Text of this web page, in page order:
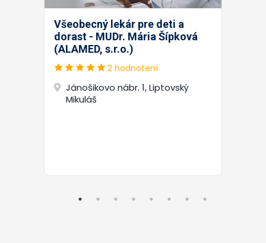
Všeobecný lekár pre deti a
dorast - MUDr. Mária Šípková
(ALAMED, s.r.o.)
2 hodnotení
Jánošikovo nábr. 1, Liptovský
Mikuláš